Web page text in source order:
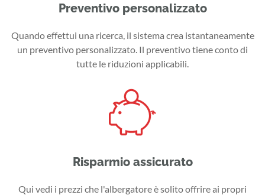
Preventivo personalizzato
Quando effettui una ricerca, il sistema crea istantaneamente
un preventivo personalizzato. Il preventivo tiene conto di
tutte le riduzioni applicabili.
Risparmio assicurato
Qui vedi i prezzi che l'albergatore è solito offrire ai propri